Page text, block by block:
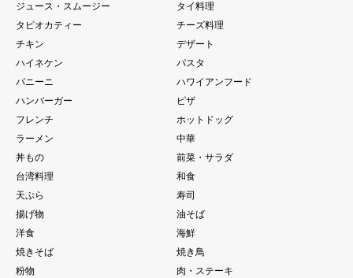
ジュース・スムージー
タイ料理
タピオカティー
チーズ料理
チキン
デザート
ハイネケン
パスタ
パニーニ
ハワイアンフード
ハンバーガー
ピザ
フレンチ
ホットドッグ
ラーメン
中華
丼もの
前菜・サラダ
台湾料理
和食
天ぷら
寿司
揚げ物
油そば
洋食
海鮮
焼きそば
焼き鳥
粉物
肉・ステーキ